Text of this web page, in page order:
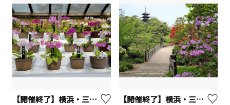
【開催終了】横浜・三溪園 さくらそう展 【開催終了】横浜・三溪園 新緑の遊歩道開放